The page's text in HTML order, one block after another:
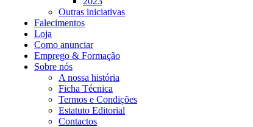
Outras iniciativas
Falecimentos
Loja
Como anunciar
Emprego & Formação
Sobre nós
A nossa história
Ficha Técnica
Termos e Condições
Estatuto Editorial
Contactos